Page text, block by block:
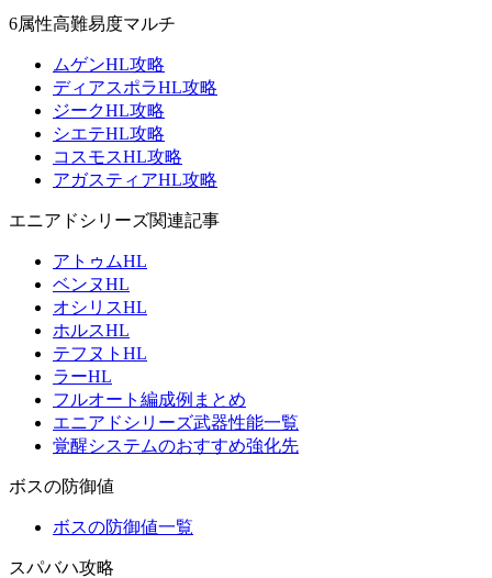
6属性高難易度マルチ
ムゲンHL攻略
ディアスポラHL攻略
ジークHL攻略
シエテHL攻略
コスモスHL攻略
アガスティアHL攻略
エニアドシリーズ関連記事
アトゥムHL
ベンヌHL
オシリスHL
ホルスHL
テフヌトHL
ラーHL
フルオート編成例まとめ
エニアドシリーズ武器性能一覧
覚醒システムのおすすめ強化先
ボスの防御値
ボスの防御値一覧
スパバハ攻略